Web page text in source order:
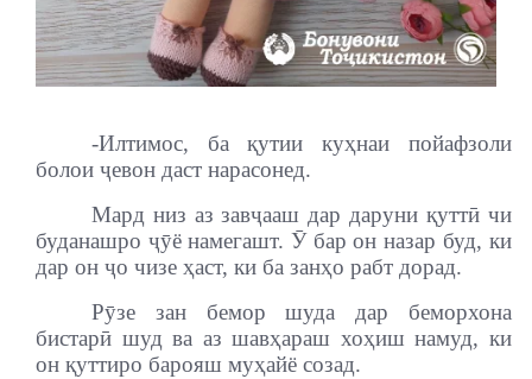
-Илтимос, ба қутии куҳнаи пойафзоли
болои ҷевон даст нарасонед.
Мард низ аз завҷааш дар даруни қуттӣ чи
буданашро ҷӯё намегашт. Ӯ бар он назар буд, ки
дар он ҷо чизе ҳаст, ки ба занҳо рабт дорад.
Рӯзе зан бемор шуда дар беморхона
бистарӣ шуд ва аз шавҳараш хоҳиш намуд, ки
он қуттиро барояш муҳайё созад.